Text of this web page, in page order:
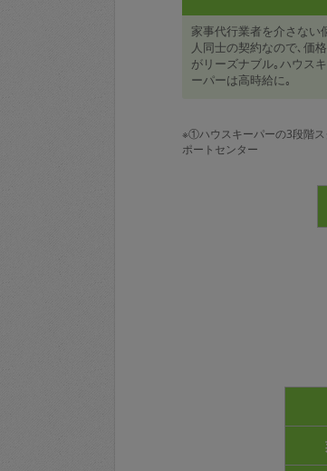
家事代行業者を介さない
人同士の契約なので､価格
がリーズナブル｡ハウスキ
ーパーは高時給に｡
※①ハウスキーパーの3段階
ポートセンター